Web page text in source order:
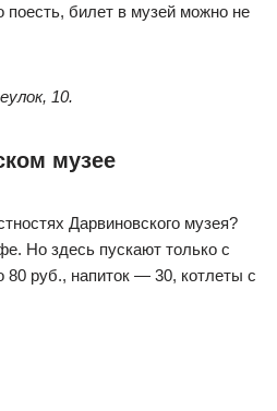
поесть, билет в музей можно не
10.
музее
Дарвиновского музея?
Но здесь пускают только с
руб., напиток — 30, котлеты с